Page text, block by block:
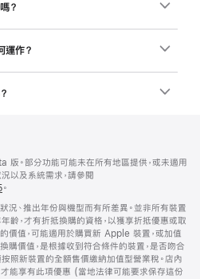
？
作？
。部分功能可能未在所有地區提供，或未適用
以及系統需求，請參閱
(以
視
窗
開
啟)
。
、推出年份與機型而有所差異。並非所有裝置
齡，才有折抵換購的資格，以獲享折抵優惠或取
值，可能適用於購買新 Apple 裝置，或加值
價值，是根據收到符合條件的裝置，是否吻合
照新裝置的全額售價繳納加值型營業稅。店內
能享有此項優惠 (當地法律可能要求保存這份